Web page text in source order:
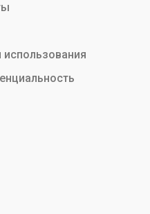
использования